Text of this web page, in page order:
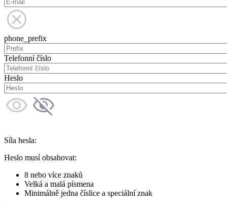
phone_prefix
Telefonní číslo
Heslo
Síla hesla:
Heslo musí obsahovat:
8 nebo více znaků
Velká a malá písmena
Minimálně jedna číslice a speciální znak